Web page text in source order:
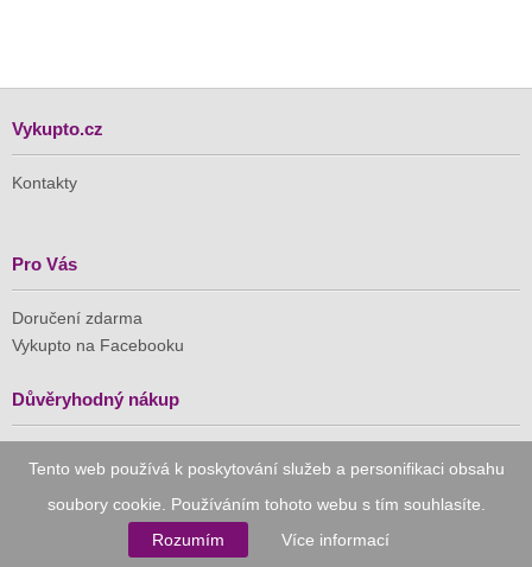
Tento web používá k poskytování služeb a personifikaci obsahu
soubory cookie. Používáním tohoto webu s tím souhlasíte.
Rozumím
Více informací
Vykupto.cz
Kontakty
Pro Vás
Doručení zdarma
Vykupto na Facebooku
Důvěryhodný nákup
Naše společnost je členem Asociace pro elektronickou
komerci (APEK)